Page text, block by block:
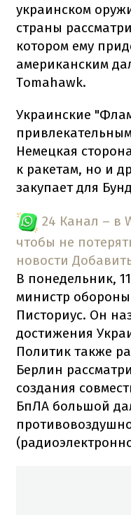
украинском
страны
котором ему
американским
Tomahawk.
Украинские
Немецкая
к ракетам, но и
закупает для
24 Канал – в
чтобы не
новости
В понедельник,
министр
Писториус. Он
достижения
Политик также
Берлин
создания
БпЛА большой